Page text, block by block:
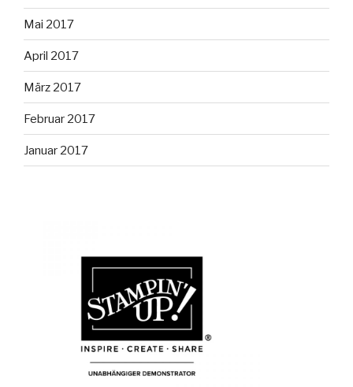
Mai 2017
April 2017
März 2017
Februar 2017
Januar 2017